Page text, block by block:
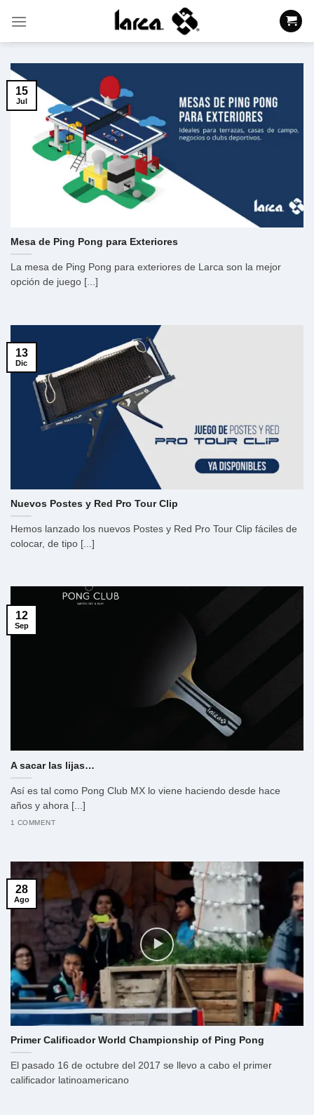
contenido
Mesa de Ping Pong para Exteriores
La mesa de Ping Pong para exteriores de Larca son la mejor
opción de juego [...]
15
Jul
Nuevos Postes y Red Pro Tour Clip
Hemos lanzado los nuevos Postes y Red Pro Tour Clip fáciles de
colocar, de tipo [...]
13
Dic
A sacar las lijas…
Así es tal como Pong Club MX lo viene haciendo desde hace
años y ahora [...]
1 COMMENT
12
Sep
Primer Calificador World Championship of Ping Pong
El pasado 16 de octubre del 2017 se llevo a cabo el primer
calificador latinoamericano
28
Ago